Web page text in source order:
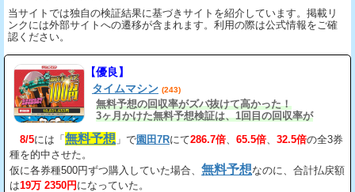
当サイトでは独自の検証結果に基づきサイトを紹介しています。掲載リ
ンクには外部サイトへの遷移が含まれます。利用の際は公式情報をご確
認ください。
【優良】
タイムマシン (243)
無料予想の回収率がズバ抜けて高かった！
3ヶ月かけた無料予想検証は、1回目の回収率が
8/5には「 無料予想 」で園田7Rにて286.7倍 65.5倍 32.5倍の全3券
種を的中させた。
仮に各券種500円ずつ購入していた場合、 無料予想なのに、合計払戻額
は19万 2350円 になっていた。